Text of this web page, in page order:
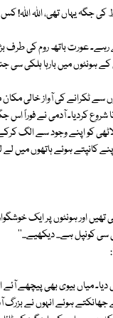
کی جگہ یہاں تھی، اللہ
عورت باتھ روم کی طرف
کے ہونٹوں میں بارہا ہلکی
سے ٹکرانے کی آواز خالی
کردیا۔ آدمی نے فوراً اس جگہ
کو اپنے وجود سے الگ کرکے
ہوئے ہاتھوں میں لے
اور ہونٹوں پر ایک
کونپل ہے... دیکھیے...''
میاں بیوی بھی پیچھے آئے
جھانکتے ہوئے انہوں نے